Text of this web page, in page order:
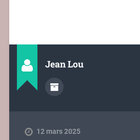
Jean Lou
12 mars 2025